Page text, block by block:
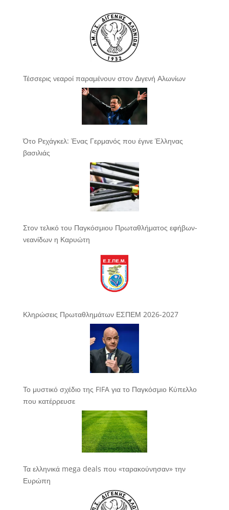
Τέσσερις νεαροί παραμένουν στον Διγενή Αλωνίων
Ότο Ρεχάγκελ: Ένας Γερμανός που έγινε Έλληνας
βασιλιάς
Στον τελικό του Παγκόσμιου Πρωταθλήματος εφήβων-
νεανίδων η Καρυώτη
Κληρώσεις Πρωταθλημάτων ΕΣΠΕΜ 2026-2027
Το μυστικό σχέδιο της FIFA για το Παγκόσμιο Κύπελλο
που κατέρρευσε
Τα ελληνικά mega deals που «ταρακούνησαν» την
Ευρώπη